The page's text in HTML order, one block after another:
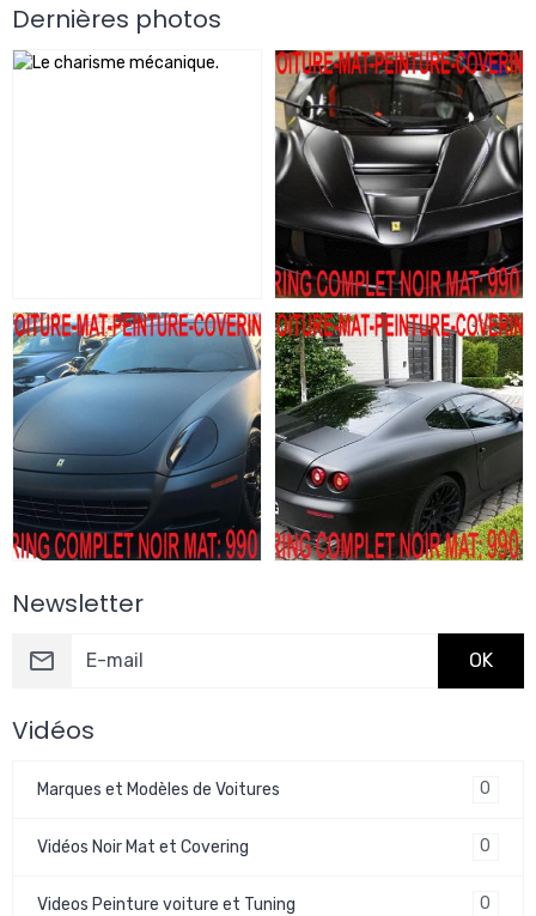
Dernières photos
Newsletter
OK
Vidéos
Marques et Modèles de Voitures 0
Vidéos Noir Mat et Covering 0
Videos Peinture voiture et Tuning 0